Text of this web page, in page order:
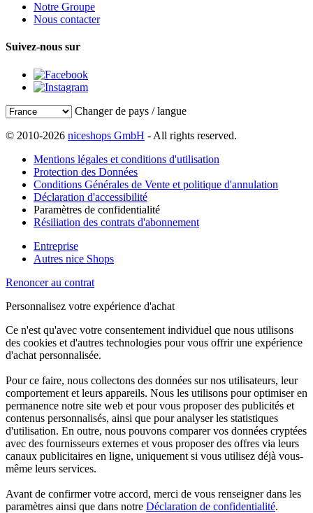
Notre Groupe
Nous contacter
Suivez-nous sur
Changer de pays / langue
© 2010-2026 niceshops GmbH - All rights reserved.
Mentions légales et conditions d'utilisation
Protection des Données
Conditions Générales de Vente et politique d'annulation
Déclaration d'accessibilité
Paramètres de confidentialité
Résiliation des contrats d'abonnement
Entreprise
Autres nice Shops
Renoncer au contrat
Personnalisez votre expérience d'achat
Ce n'est qu'avec votre consentement individuel que nous utilisons
des cookies et d'autres technologies pour vous offrir une expérience
d'achat personnalisée.
Pour ce faire, nous collectons des données sur nos utilisateurs, leur
comportement et leurs appareils. Nous les utilisons pour optimiser en
permanence notre site web et pour vous proposer des publicités et
contenus personnalisés, ainsi que pour analyser les statistiques
d'utilisation. En outre, nous pouvons comparer vos données cryptées
avec des fournisseurs externes et vous proposer des offres via leurs
canaux publicitaires en ligne, uniquement si vous utilisez déjà vous-
même leurs services.
Avant de confirmer votre accord, merci de vous renseigner dans les
paramètres ainsi que dans notre Déclaration de confidentialité.